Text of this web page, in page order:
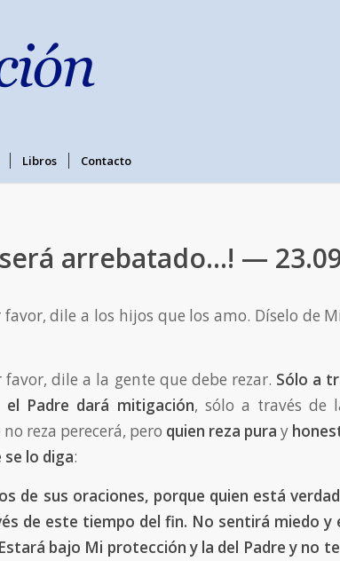
Libros Contacto
será arrebatado…! —
dile a los hijos que los amo. Díselo de
dile a la gente que debe rezar. Sólo a
Padre dará mitigación, sólo a través de
no reza perecerá, pero quien reza pura y
lo diga:
de sus oraciones, porque quien está
de este tiempo del fin. No sentirá miedo y
bajo Mi protección y la del Padre y no